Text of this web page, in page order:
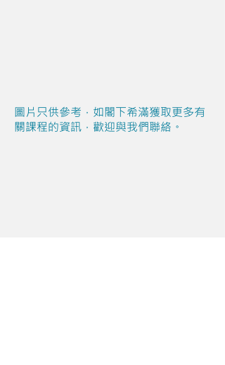
圖片只供參考，如閣下希滿獲取更多有
關課程的資訊，歡迎與我們聯絡。